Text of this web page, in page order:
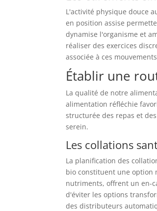
L'activité physique douce
en position assise
dynamise l'organisme et
réaliser des exercices
associée à ces
Établir une
La qualité de notre
alimentation réfléchie
structurée des repas et
serein.
Les collations
La planification des
bio constituent une option
nutriments, offrent un en-
d'éviter les options
des distributeurs